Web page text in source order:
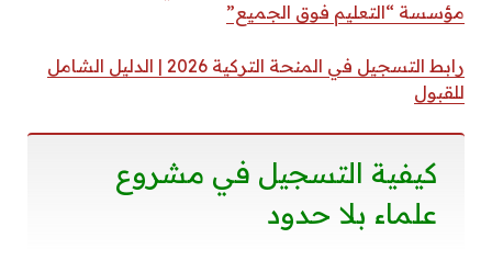
مؤسسة “التعليم فوق الجميع”
رابط التسجيل في المنحة التركية 2026 | الدليل الشامل
للقبول
كيفية التسجيل في مشروع
علماء بلا حدود